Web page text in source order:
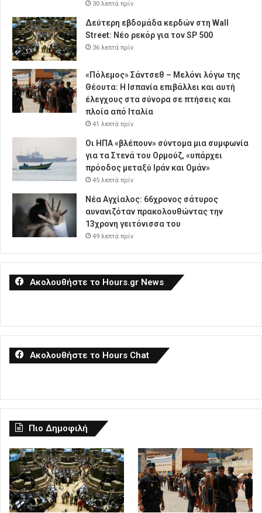
30 λεπτά πρίν
Δεύτερη εβδομάδα κερδών στη Wall
Street: Νέο ρεκόρ για τον SP 500
36 λεπτά πρίν
«Πόλεμος» Σάντσεθ – Μελόνι λόγω της
Θέουτα: Η Ισπανία επιβάλλει και αυτή
έλεγχους στα σύνορα σε πτήσεις και
πλοία από Ιταλία
41 λεπτά πρίν
Οι ΗΠΑ «βλέπουν» σύντομα μια συμφωνία
για τα Στενά του Ορμούζ, «υπάρχει
πρόοδος μεταξύ Ιράν και Ομάν»
45 λεπτά πρίν
Νέα Αγχίαλος: 66χρονος σάτυρος
αυνανιζόταν πρακολουθώντας την
13χρονη γειτόνισσα του
49 λεπτά πρίν
Ακολουθήστε το Hours.gr News
Ακολουθήστε το Hours Chat
Πιο Δημοφιλή